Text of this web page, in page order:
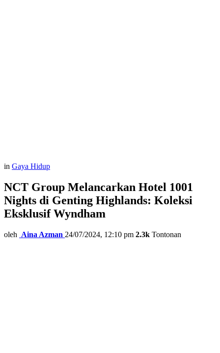
in Gaya Hidup
NCT Group Melancarkan Hotel 1001
Nights di Genting Highlands: Koleksi
Eksklusif Wyndham
oleh Aina Azman 24/07/2024, 12:10 pm 2.3k Tontonan